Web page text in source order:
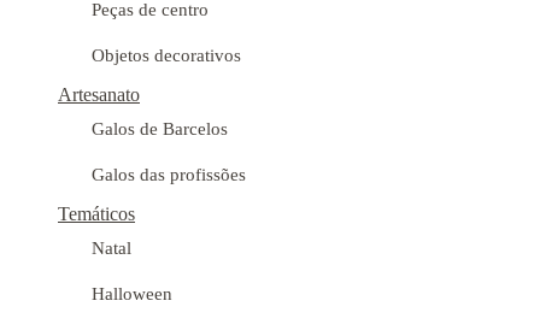
Peças de centro
Objetos decorativos
Artesanato
Galos de Barcelos
Galos das profissões
Temáticos
Natal
Halloween